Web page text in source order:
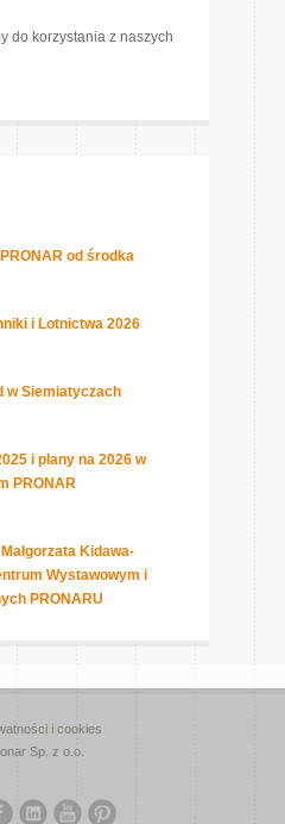
do korzystania z naszych
od środka
i Lotnictwa 2026
w Siemiatyczach
i plany na 2026 w
PRONAR
Kidawa-
Wystawowym i
PRONARU
i cookies
Sp. z o.o.